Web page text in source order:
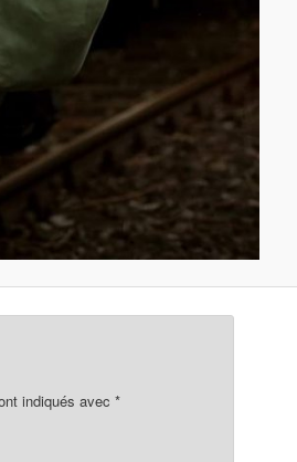
indiqués avec *